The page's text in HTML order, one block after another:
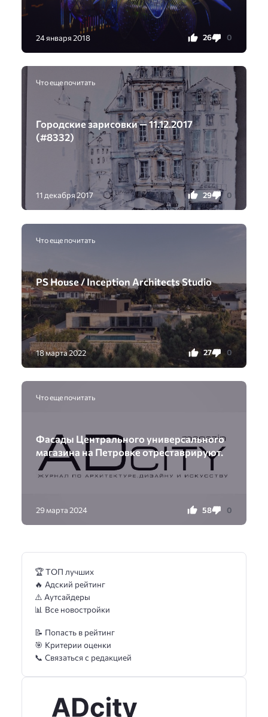
24 января 2018 26 0
Что еще почитать
Городские зарисовки — 11.12.2017
(#8332)
11 декабря 2017 29 0
Что еще почитать
PS House / Inception Architects Studio
18 марта 2022 27 0
Что еще почитать
Фасады Центрального универсального
магазина на Петровке отреставрируют.
29 марта 2024 58 0
🏆 ТОП лучших
🔥 Адский рейтинг
⚠️ Аутсайдеры
📊 Все новостройки
📝 Попасть в рейтинг
🎯 Критерии оценки
📞 Связаться с редакцией